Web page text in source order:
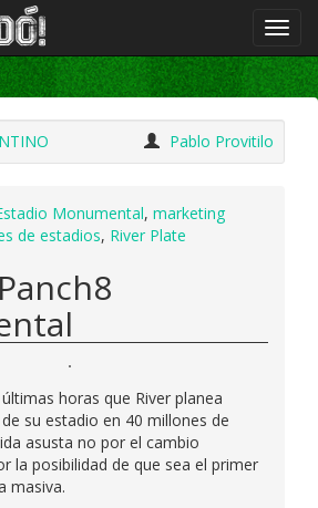
Pablo Provitilo
Monumental, marketing
de estadios, River Plate
horas que River planea
su estadio en 40 millones de
asusta no por el cambio
la posibilidad de que sea el primer
masiva.